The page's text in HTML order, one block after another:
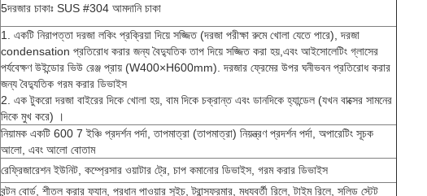
5দরজার চাকাঃ SUS #304 আমদানি চাকা
1. একটি নিরাপত্তা দরজা লকিং প্রক্রিয়া দিয়ে সজ্জিত (দরজা পরীক্ষা রুমে খোলা যেতে পারে), দরজা
condensation প্রতিরোধ করার জন্য বৈদ্যুতিক তাপ দিয়ে সজ্জিত করা হয়,এবং আইসোলেটিং গ্লাসের
পর্যবেক্ষণ উইন্ডোর ভিউ রেঞ্জ প্রায় (W400×H600mm). দরজার ফ্রেমের উপর ঘনীভবন প্রতিরোধ করার
জন্য বৈদ্যুতিক গরম করার ডিভাইস
2. এক টুকরো দরজা বাইরের দিকে খোলা হয়, বাম দিকে চক্রান্ত এবং ডানদিকে হ্যান্ডেল (যখন বাক্সের সামনের
দিকে মুখ করে) ।
নিয়ামক একটি 600 7 ইঞ্চি প্রদর্শন পর্দা, তাপমাত্রা (তাপমাত্রা) নিয়ন্ত্রণ প্রদর্শন পর্দা, অপারেটিং সূচক
আলো, এবং আলো বোতাম
রেফ্রিজারেশন ইউনিট, কম্প্রেসার ওয়াটার ট্রে, চাপ কমানোর ডিভাইস, গরম করার ডিভাইস
বন্টন বোর্ড, শীতল করার ফ্যান, প্রধান পাওয়ার সুইচ, ট্রান্সফরমার, মধ্যবর্তী রিলে, টাইম রিলে, সলিড স্টেট